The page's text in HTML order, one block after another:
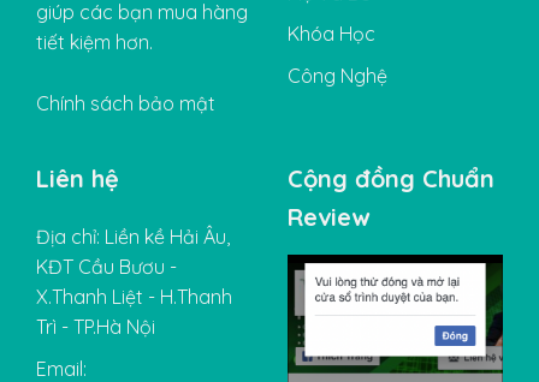
giúp các bạn mua hàng
tiết kiệm hơn.
Chính sách bảo mật
Khóa Học
Công Nghệ
Liên hệ
Địa chỉ: Liền kề Hải Âu,
KĐT Cầu Bươu -
X.Thanh Liệt - H.Thanh
Trì - TP.Hà Nội
Email:
Cộng đồng Chuẩn
Review